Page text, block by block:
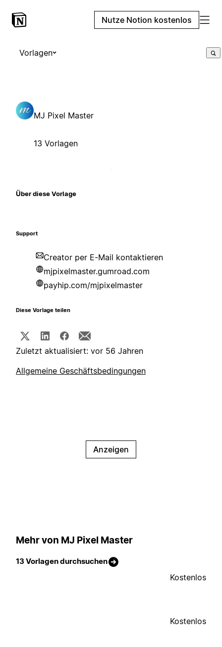
Nutze Notion kostenlos
Vorlagen
MJ Pixel Master
13 Vorlagen
Über diese Vorlage
Support
Creator per E-Mail kontaktieren
mjpixelmaster.gumroad.com
payhip.com/mjpixelmaster
Diese Vorlage teilen
Zuletzt aktualisiert: vor 56 Jahren
Allgemeine Geschäftsbedingungen
Anzeigen
Mehr von MJ Pixel Master
13 Vorlagen durchsuchen
Kostenlos
Kostenlos